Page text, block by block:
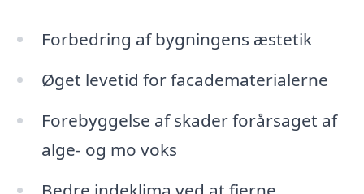
Forbedring af bygningens æstetik
Øget levetid for facadematerialerne
Forebyggelse af skader forårsaget af
alge- og mo voks